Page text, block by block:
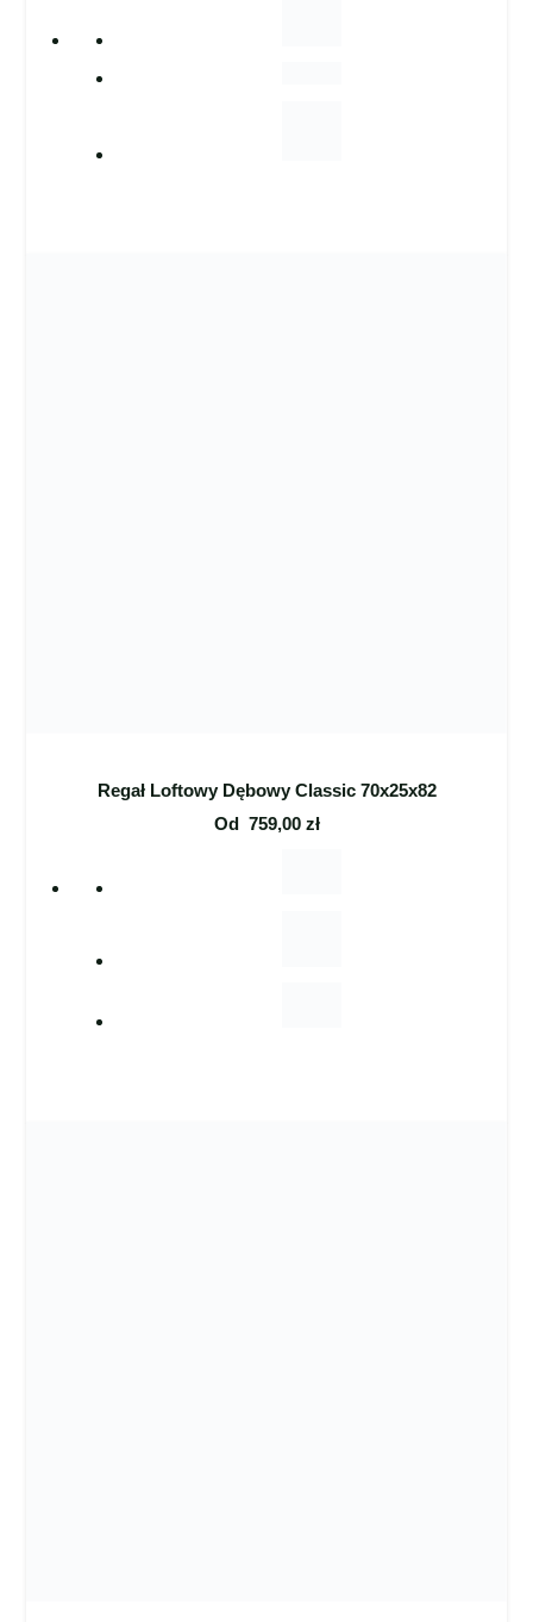
Regał Loftowy Dębowy Classic 70x25x82
Od 759,00 zł